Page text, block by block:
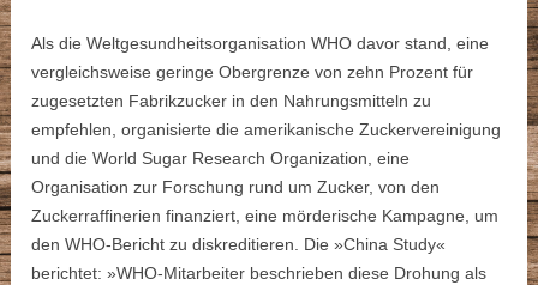
Als die Weltgesundheitsorganisation WHO davor stand, eine
vergleichsweise geringe Obergrenze von zehn Prozent für
zugesetzten Fabrikzucker in den Nahrungsmitteln zu
empfehlen, organisierte die amerikanische Zuckervereinigung
und die World Sugar Research Organization, eine
Organisation zur Forschung rund um Zucker, von den
Zuckerraffinerien finanziert, eine mörderische Kampagne, um
den WHO-Bericht zu diskreditieren. Die »China Study«
berichtet: »WHO-Mitarbeiter beschrieben diese Drohung als